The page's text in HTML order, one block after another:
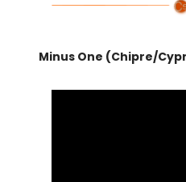
Minus One (Chipre/